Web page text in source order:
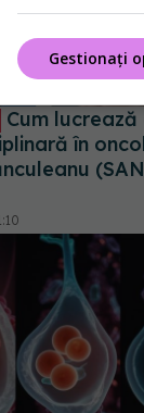
Cum lucrează
în
Gestionați